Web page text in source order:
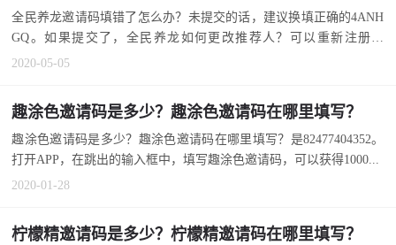
全民养龙邀请码填错了怎么办？未提交的话，建议换填正确的4ANH
GQ。如果提交了，全民养龙如何更改推荐人？可以重新注册更
改。...
2020-05-05
趣涂色邀请码是多少？趣涂色邀请码在哪里填写？
趣涂色邀请码是多少？趣涂色邀请码在哪里填写？是82477404352。
打开APP，在跳出的输入框中，填写趣涂色邀请码，可以获得1000...
2020-01-28
柠檬精邀请码是多少？柠檬精邀请码在哪里填写？